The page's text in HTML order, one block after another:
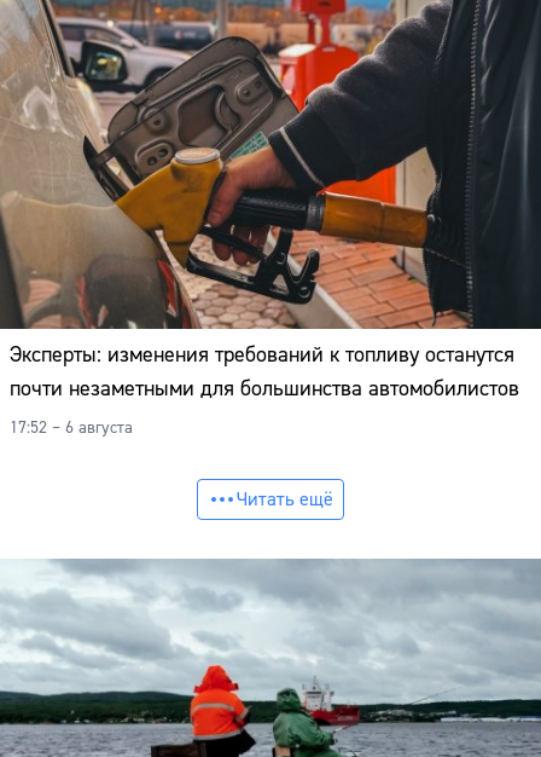
Эксперты: изменения требований к топливу останутся
почти незаметными для большинства автомобилистов
17:52 – 6 августа
Читать ещё